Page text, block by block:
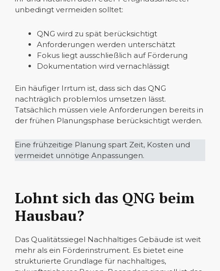
unbedingt vermeiden solltet:
QNG wird zu spät berücksichtigt
Anforderungen werden unterschätzt
Fokus liegt ausschließlich auf Förderung
Dokumentation wird vernachlässigt
Ein häufiger Irrtum ist, dass sich das QNG
nachträglich problemlos umsetzen lässt.
Tatsächlich müssen viele Anforderungen bereits in
der frühen Planungsphase berücksichtigt werden.
Eine frühzeitige Planung spart Zeit, Kosten und
vermeidet unnötige Anpassungen.
Lohnt sich das QNG beim
Hausbau?
Das Qualitätssiegel Nachhaltiges Gebäude ist weit
mehr als ein Förderinstrument. Es bietet eine
strukturierte Grundlage für nachhaltiges,